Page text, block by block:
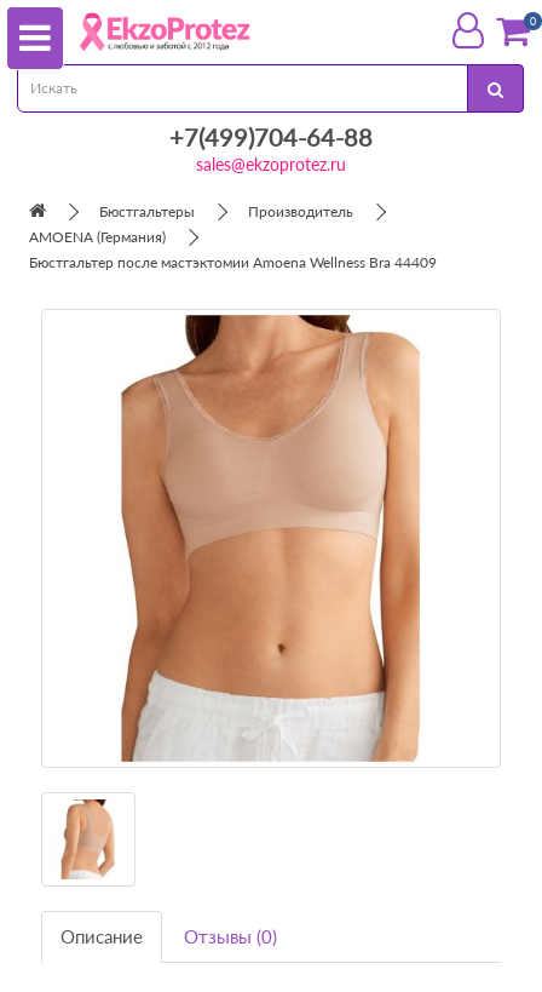
+7(499)704-64-88
sales@ekzoprotez.ru
0
Бюстгальтеры
Производитель
AMOENA (Германия)
Бюстгальтер после мастэктомии Amoena Wellness Bra 44409
Описание Отзывы (0)